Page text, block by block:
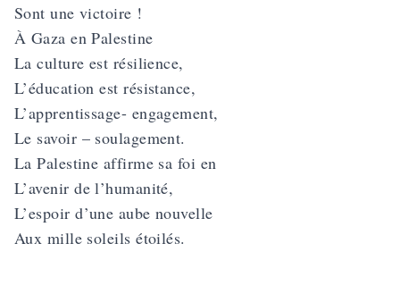
Sont une victoire !
À Gaza en Palestine
La culture est résilience,
L’éducation est résistance,
L’apprentissage- engagement,
Le savoir – soulagement.
La Palestine affirme sa foi en
L’avenir de l’humanité,
L’espoir d’une aube nouvelle
Aux mille soleils étoilés.